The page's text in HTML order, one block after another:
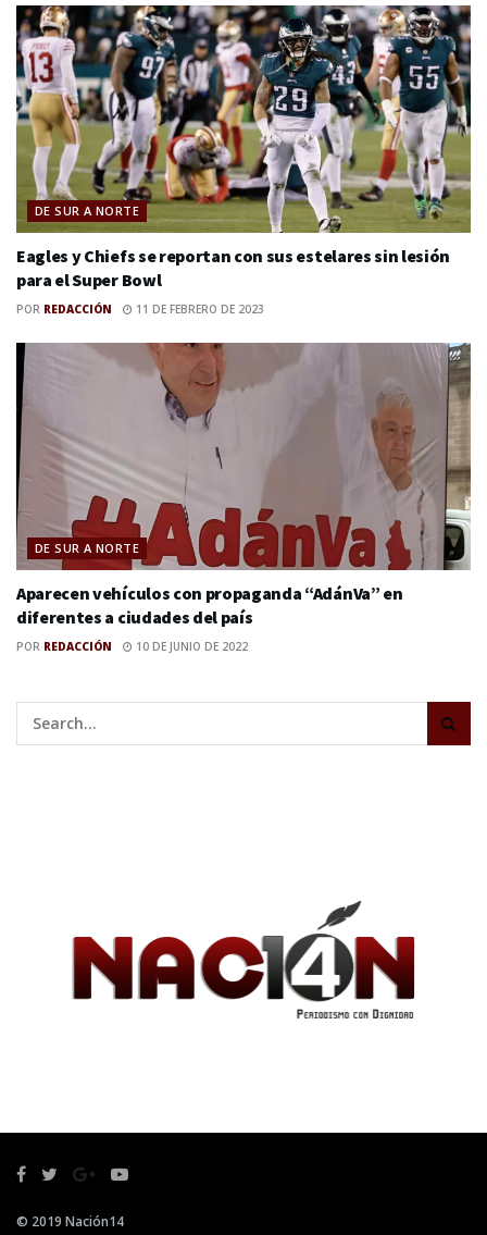
DE SUR A NORTE
Eagles y Chiefs se reportan con sus estelares sin lesión
para el Super Bowl
POR REDACCIÓN 11 DE FEBRERO DE 2023
DE SUR A NORTE
Aparecen vehículos con propaganda “AdánVa” en
diferentes a ciudades del país
POR REDACCIÓN 10 DE JUNIO DE 2022
© 2019 Nación14